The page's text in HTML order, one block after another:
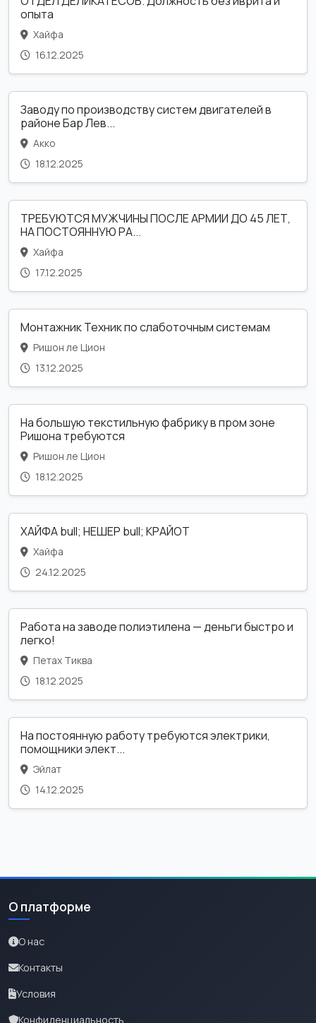
опыта
Хайфа
16.12.2025
Заводу по производству систем двигателей в
районе Бар Лев...
Акко
18.12.2025
ТРЕБУЮТСЯ МУЖЧИНЫ ПОСЛЕ АРМИИ ДО 45 ЛЕТ,
НА ПОСТОЯННУЮ РА...
Хайфа
17.12.2025
Монтажник Техник по слаботочным системам
Ришон ле Цион
13.12.2025
На большую текстильную фабрику в пром зоне
Ришона требуются
Ришон ле Цион
18.12.2025
ХАЙФА bull; НЕШЕР bull; КРАЙОТ
Хайфа
24.12.2025
Работа на заводе полиэтилена — деньги быстро и
легко!
Петах Тиква
18.12.2025
На постоянную работу требуются электрики,
помощники элект...
Эйлат
14.12.2025
О платформе
О нас
Контакты
Условия
Конфиденциальность